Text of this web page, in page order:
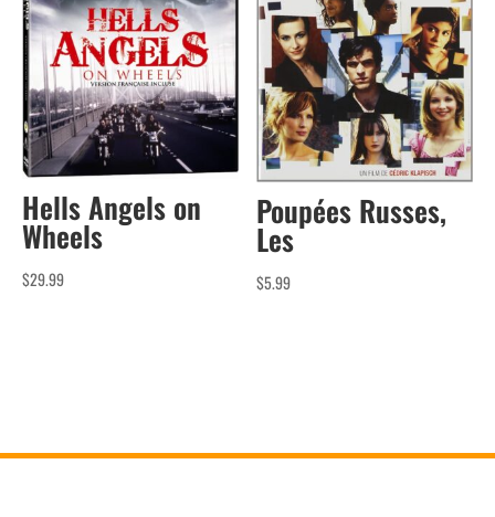
Hells Angels on
Wheels
$29.99
Poupées Russes,
Les
$5.99